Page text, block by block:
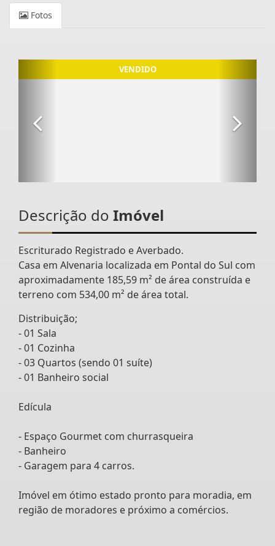
Fotos
Descrição do Imóvel
Escriturado Registrado e Averbado.
Casa em Alvenaria localizada em Pontal do Sul com
aproximadamente 185,59 m² de área construída e
terreno com 534,00 m² de área total.
Distribuição;
- 01 Sala
- 01 Cozinha
- 03 Quartos (sendo 01 suíte)
- 01 Banheiro social
Edícula
- Espaço Gourmet com churrasqueira
- Banheiro
- Garagem para 4 carros.
Imóvel em ótimo estado pronto para moradia, em
região de moradores e próximo a comércios.